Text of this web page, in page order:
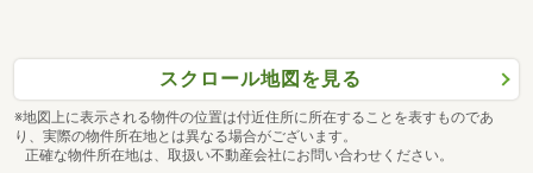
スクロール地図を見る
※地図上に表示される物件の位置は付近住所に所在することを表すものであ
り、実際の物件所在地とは異なる場合がございます。
正確な物件所在地は、取扱い不動産会社にお問い合わせください。